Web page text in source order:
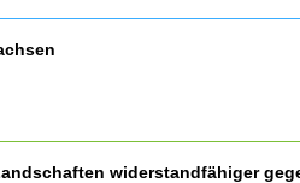
widerstandfähiger